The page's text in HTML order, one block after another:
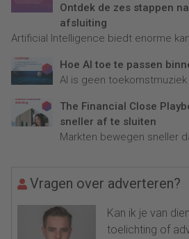
Ontdek de zes stappen
afsluiting
Artificial Intelligence biedt enorme
Hoe AI toe te passen
AI is geen toekomstmuziek
The Financial Close
sneller af te sluiten
Markten bewegen sneller
Vragen over adverteren?
Kan ik je van
toelichting of